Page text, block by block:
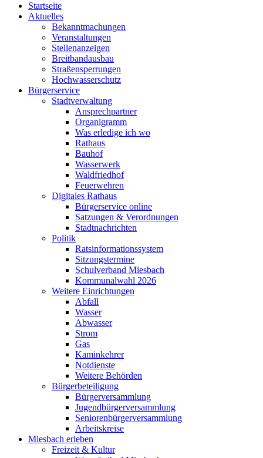
Startseite
Aktuelles
Bekanntmachungen
Veranstaltungen
Stellenanzeigen
Breitbandausbau
Straßensperrungen
Hochwasserschutz
Bürgerservice
Stadtverwaltung
Ansprechpartner
Organigramm
Was erledige ich wo
Rathaus
Bauhof
Wasserwerk
Waldfriedhof
Feuerwehren
Digitales Rathaus
Bürgerservice online
Satzungen & Verordnungen
Stadtnachrichten
Politik
Ratsinformationssystem
Sitzungstermine
Schulverband Miesbach
Kommunalwahl 2026
Weitere Einrichtungen
Abfall
Wasser
Abwasser
Strom
Gas
Kaminkehrer
Notdienste
Weitere Behörden
Bürgerbeteiligung
Bürgerversammlung
Jugendbürgerversammlung
Seniorenbürgerversammlung
Arbeitskreise
Miesbach erleben
Freizeit & Kultur